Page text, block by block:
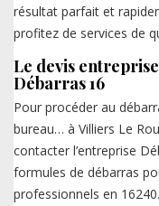
résultat parfait et
profitez de services de
Le devis
Débarras 16
Pour procéder au
bureau… à Villiers Le
contacter l’entreprise
formules de débarras
professionnels en